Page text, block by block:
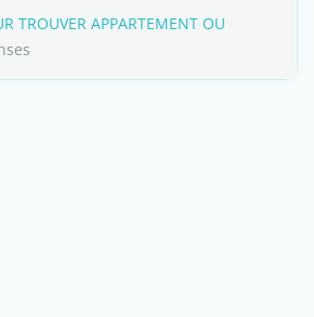
TROUVER APPARTEMENT OU